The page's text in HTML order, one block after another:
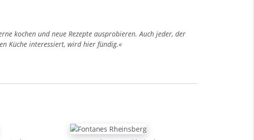
kochen und neue Rezepte ausprobieren. Auch jeder, der
Küche interessiert, wird hier fündig.«